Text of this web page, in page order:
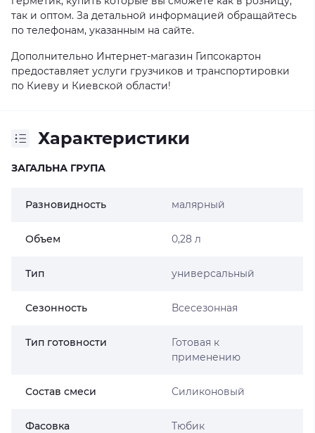
так и оптом. За детальной информацией обращайтесь
по телефонам, указанным на сайте.
Дополнительно Интернет-магазин Гипсокартон
предоставляет услуги грузчиков и транспортировки
по Киеву и Киевской области!
Характеристики
ЗАГАЛЬНА ГРУПА
Разновидность малярный
Объем 0,28 л
Тип универсальный
Сезонность Всесезонная
Тип готовности
Готовая к
применению
Состав смеси Силиконовый
Фасовка Тюбик